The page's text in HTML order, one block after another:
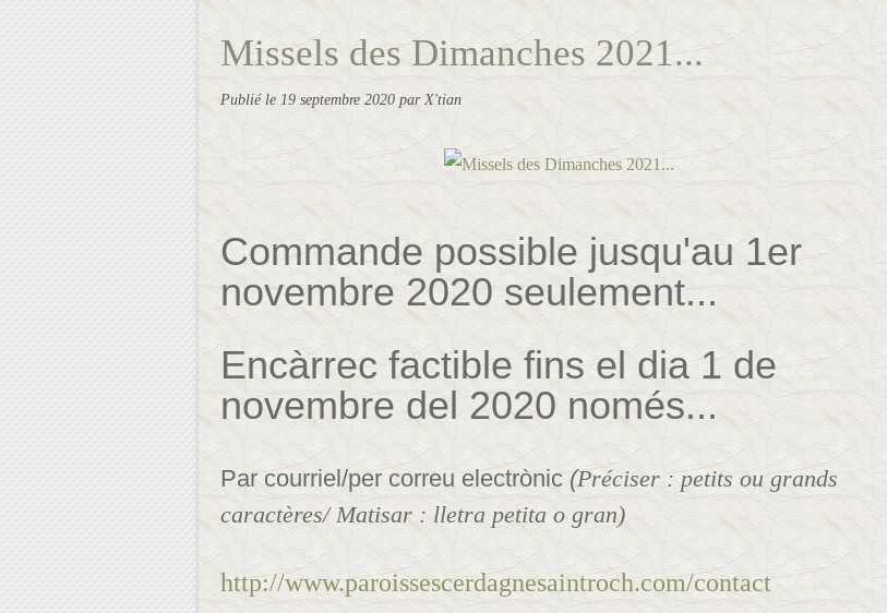
Missels des Dimanches 2021...
Publié le 19 septembre 2020 par X'tian
Commande possible jusqu'au 1er
novembre 2020 seulement...
Encàrrec factible fins el dia 1 de
novembre del 2020 només...
Par courriel/per correu electrònic (Préciser : petits ou grands
caractères/ Matisar : lletra petita o gran)
http://www.paroissescerdagnesaintroch.com/contact